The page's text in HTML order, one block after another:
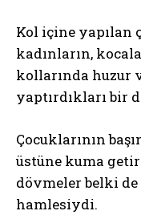
Kol içine yapılan
kadınların,
kollarında huzur
yaptırdıkları bir
Çocuklarının
üstüne kuma
dövmeler belki
hamlesiydi.